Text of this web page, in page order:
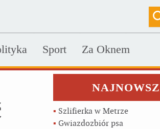
Sport Za Oknem
Szlifierka w Metrze
Gwiazdozbiór psa